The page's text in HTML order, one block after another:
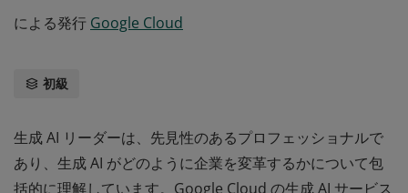
による発行 Google Cloud
初級
生成 AI リーダーは、先見性のあるプロフェッショナルで
あり、生成 AI がどのように企業を変革するかについて包
括的に理解しています。Google Cloud の生成 AI サービス